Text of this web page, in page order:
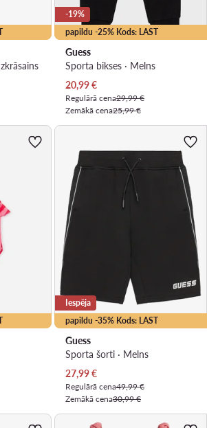
papildu -25% Kods: LAST
-19%
Guess
Sporta bikses · Melns
Pašreizējā cena
20,99€
Regulārā cena29,99 €
Zemākā cena25,99 €
papildu -35% Kods: LAST
Iespēja
Guess
Sporta šorti · Melns
Pašreizējā cena
27,99€
Regulārā cena49,99 €
Zemākā cena30,99 €